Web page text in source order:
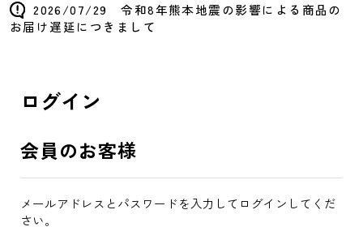
2026/07/29 令和8年熊本地震の影響による商品の
お届け遅延につきまして
ログイン
会員のお客様
メールアドレスとパスワードを入力してログインしてくだ
さい。